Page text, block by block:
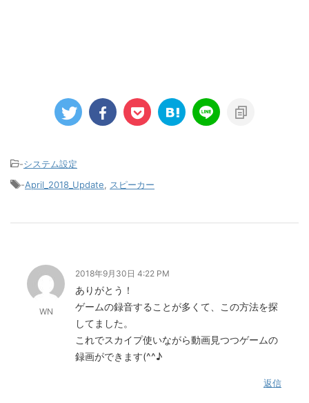
-システム設定
-April_2018_Update スピーカー
WN
2018年9月30日 4:22 PM
ありがとう！
ゲームの録音することが多くて、この方法を探
してました。
これでスカイプ使いながら動画見つつゲームの
録画ができます(^^♪
返信